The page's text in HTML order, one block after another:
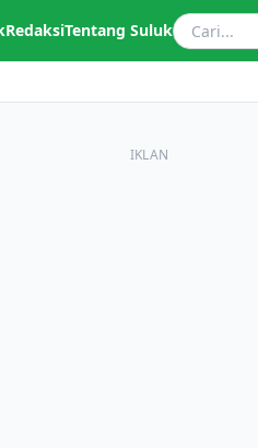
RedaksiTentang Suluk
IKLAN